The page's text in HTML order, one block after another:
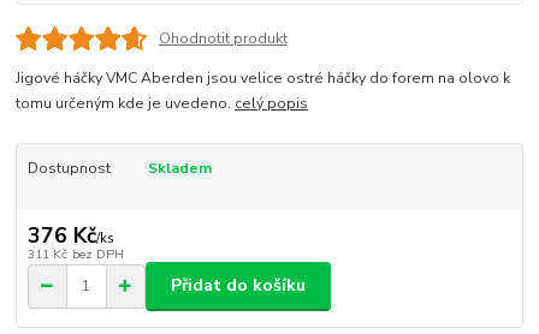
Ohodnotit produkt
Jigové háčky VMC Aberden jsou velice ostré háčky do forem na olovo k
tomu určeným kde je uvedeno. celý popis
Dostupnost Skladem
376 Kč/ks
311 Kč bez DPH
Přidat do košíku